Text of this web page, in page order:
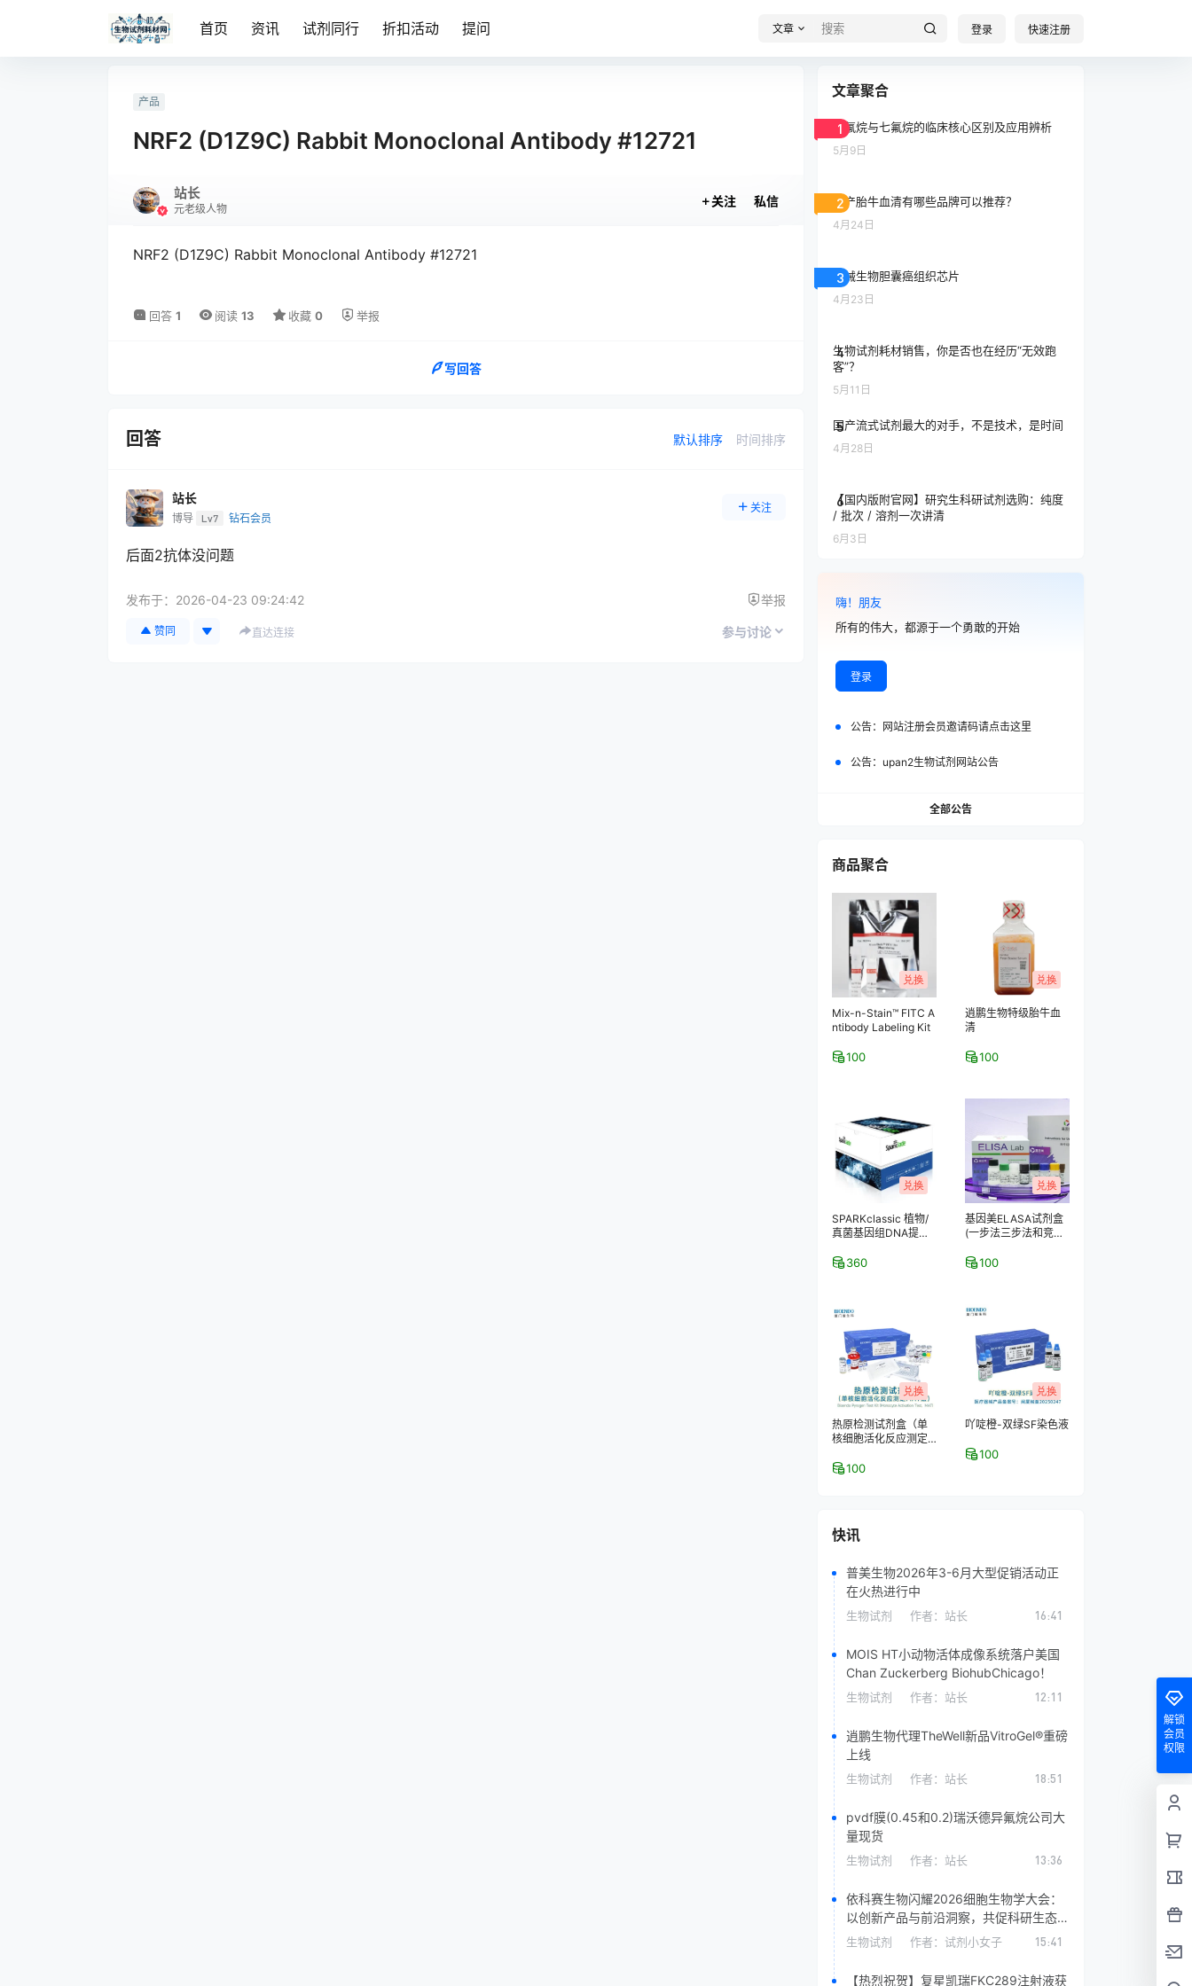
首页 资讯 试剂同行 折扣活动 提问 文章 登录 快速注册
产品
NRF2 (D1Z9C) Rabbit Monoclonal Antibody #12721
站长
元老级人物
关注 私信
NRF2 (D1Z9C) Rabbit Monoclonal Antibody #12721
回答 1 阅读 13 收藏 0 举报
写回答
回答 默认排序 时间排序
站长
博导 Lv7 钻石会员
关注
后面2抗体没问题
发布于： 2026-04-23 09:24:42 举报
赞同 直达连接 参与讨论
文章聚合
1异氟烷与七氟烷的临床核心区别及应用辨析
5月9日
2
国产胎牛血清有哪些品牌可以推荐？
4月24日
3
大械生物胆囊癌组织芯片
4月23日
4
生物试剂耗材销售，你是否也在经历“无效跑
客”？
5月11日
5
国产流式试剂最大的对手，不是技术，是时间
4月28日
6
【国内版附官网】研究生科研试剂选购：纯度
/ 批次 / 溶剂一次讲清
6月3日
嗨！朋友
所有的伟大，都源于一个勇敢的开始
登录
公告： 网站注册会员邀请码请点击这里
公告： upan2生物试剂网站公告
全部公告
商品聚合
兑换
Mix-n-Stain™ FITC A
ntibody Labeling Kit
100
兑换
逍鹏生物特级胎牛血
清
100
兑换
SPARKclassic 植物/
真菌基因组DNA提取
360
兑换
基因美ELASA试剂盒
(一步法三步法和竞争
100
兑换
热原检测试剂盒（单
核细胞活化反应测定
100
兑换
吖啶橙-双绿SF染色液
100
快讯
普美生物2026年3-6月大型促销活动正
在火热进行中
生物试剂 作者： 站长 16:41
MOIS HT小动物活体成像系统落户美国
Chan Zuckerberg BiohubChicago！
生物试剂 作者： 站长 12:11
逍鹏生物代理TheWell新品VitroGel®重磅
上线
生物试剂 作者： 站长 18:51
pvdf膜(0.45和0.2)​瑞沃德异氟烷公司大
量现货
生物试剂 作者： 站长 13:36
依科赛生物闪耀2026细胞生物学大会：
以创新产品与前沿洞察，共促科研生态发
展
生物试剂 作者： 试剂小女子 15:41
【热烈祝贺】复星凯瑞FKC289注射液获
解锁
会员
权限